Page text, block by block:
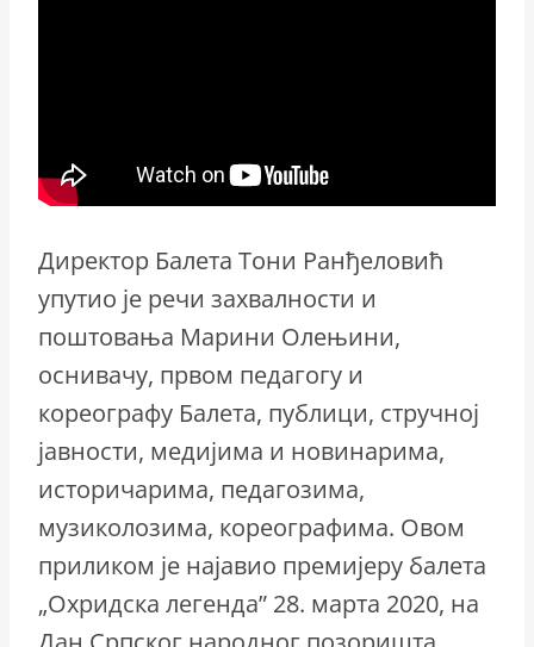
Директор Балета Тони Ранђеловић
упутио је речи захвалности и
поштовања Марини Олењини,
оснивачу, првом педагогу и
кореографу Балета, публици, стручној
јавности, медијима и новинарима,
историчарима, педагозима,
музиколозима, кореографима. Овом
приликом је најавио премијеру балета
„Охридска легенда” 28. марта 2020, на